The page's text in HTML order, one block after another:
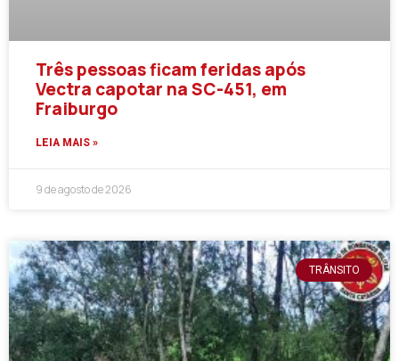
Três pessoas ficam feridas após
Vectra capotar na SC-451, em
Fraiburgo
LEIA MAIS »
9 de agosto de 2026
TRÂNSITO